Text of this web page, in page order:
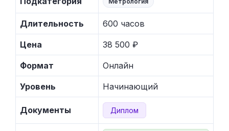
Длительность 600 часов
Цена 38 500 ₽
Формат Онлайн
Уровень Начинающий
Документы Диплом